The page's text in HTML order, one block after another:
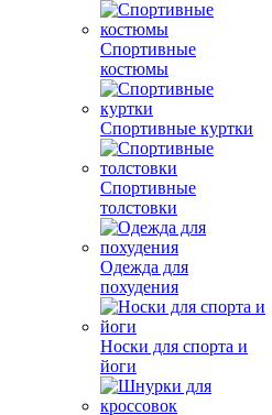
Спортивные
костюмы
Спортивные куртки
Спортивные
толстовки
Одежда для
похудения
Носки для спорта и
йоги